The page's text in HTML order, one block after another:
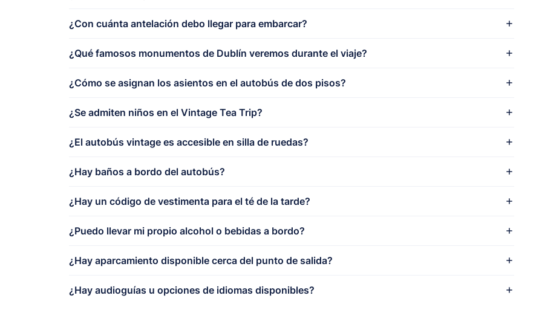
¿Con cuánta antelación debo llegar para embarcar?
¿Qué famosos monumentos de Dublín veremos durante el viaje?
¿Cómo se asignan los asientos en el autobús de dos pisos?
¿Se admiten niños en el Vintage Tea Trip?
¿El autobús vintage es accesible en silla de ruedas?
¿Hay baños a bordo del autobús?
¿Hay un código de vestimenta para el té de la tarde?
¿Puedo llevar mi propio alcohol o bebidas a bordo?
¿Hay aparcamiento disponible cerca del punto de salida?
¿Hay audioguías u opciones de idiomas disponibles?